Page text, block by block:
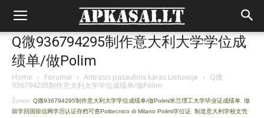
Q微936794295制作意大利大学学位成
绩单/做Polim
Home › Forumai › Antrasis pasaulinis karas Lietuvoje › Q微
936794295制作意大利大学学位成绩单/做Polim
Žymos: Q微936794295制作意大利大学学位成绩单/做Polimi米兰理工大学毕业证成绩单 做
留学回国留信网学历认证存档可查Politecnico di Milano Polimi学位证 制造意大利学校文凭